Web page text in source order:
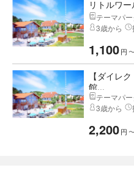
リトルワ
テーマパー
3歳から
1,100円
【ダイレ
館...
テーマパー
3歳から
2,200円